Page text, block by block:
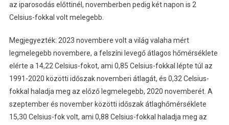
az iparosodás előttinél, novemberben pedig két napon is 2
Celsius-fokkal volt melegebb.
Megjegyezték: 2023 novembere volt a világ valaha mért
legmelegebb novembere, a felszíni levegő átlagos hőmérséklete
elérte a 14,22 Celsius-fokot, ami 0,85 Celsius-fokkal lépte túl az
1991-2020 közötti időszak novemberi átlagát, és 0,32 Celsius-
fokkal haladja meg az előző legmelegebb, 2020 novemberét. A
szeptember és november közötti időszak átlaghőmérséklete
15,30 Celsius-fok volt, ami 0,88 Celsius-fokkal haladja meg az